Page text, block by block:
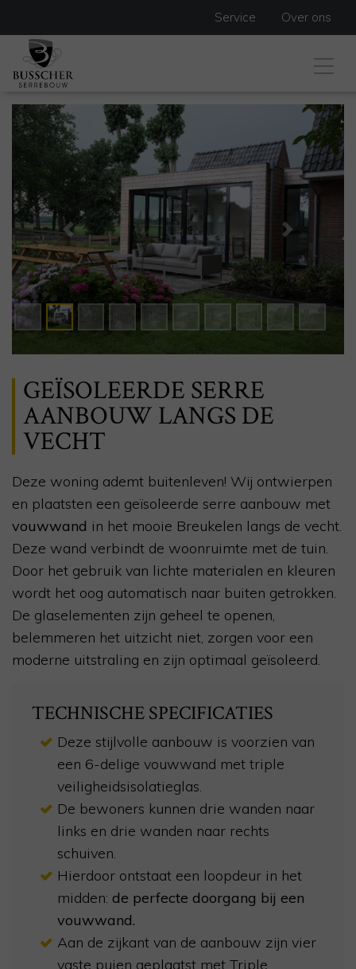
Service Over ons
Previous Next
GEÏSOLEERDE SERRE
AANBOUW LANGS DE
VECHT
Deze woning ademt buitenleven! Wij ontwierpen
en plaatsten een geïsoleerde serre aanbouw met
vouwwand in het mooie Breukelen langs de vecht.
Deze wand verbindt de woonruimte met de tuin.
Door het gebruik van lichte materialen en kleuren
wordt het oog automatisch naar buiten getrokken.
De glaselementen zijn geheel te openen,
belemmeren het uitzicht niet, zorgen voor een
moderne uitstraling en zijn optimaal geïsoleerd.
TECHNISCHE SPECIFICATIES
Deze stijlvolle aanbouw is voorzien van
een 6-delige vouwwand met triple
veiligheidsisolatieglas.
De bewoners kunnen drie wanden naar
links en drie wanden naar rechts
schuiven.
Hierdoor ontstaat een loopdeur in het
midden: de perfecte doorgang bij een
vouwwand.
Aan de zijkant van de aanbouw zijn vier
vaste puien geplaatst met Triple